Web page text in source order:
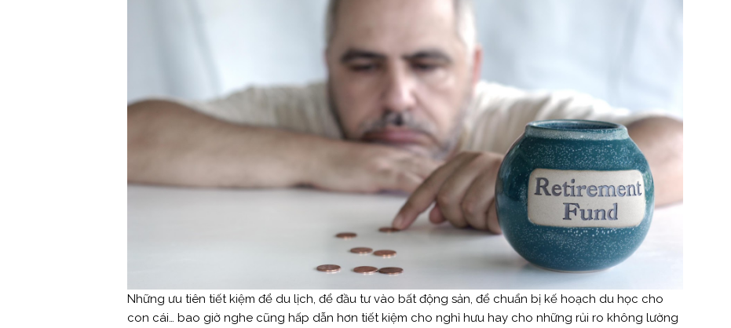
Những ưu tiên tiết kiệm để du lịch, để đầu tư vào bất động sản, để chuẩn bị kế hoạch du học cho
con cái… bao giờ nghe cũng hấp dẫn hơn tiết kiệm cho nghỉ hưu hay cho những rủi ro không lường